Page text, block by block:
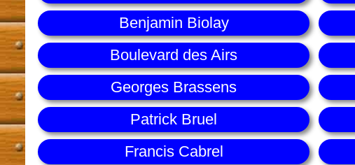
Benjamin Biolay
Boulevard des Airs
Georges Brassens
Patrick Bruel
Francis Cabrel